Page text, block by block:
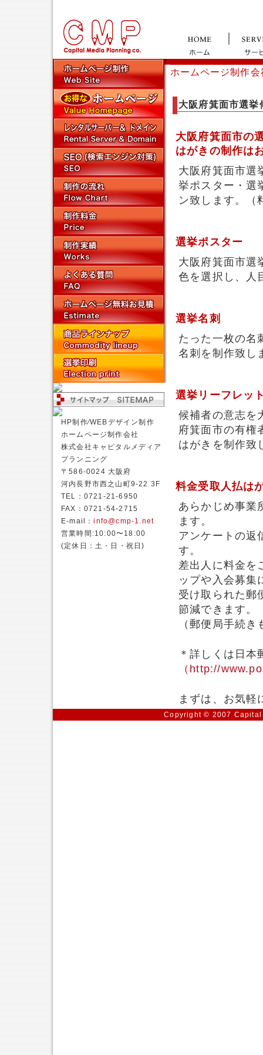
ホームページ制作
大阪府箕面市選挙
大阪府箕面市の
はがきの制作は
大阪府箕面市選
挙ポスター・選
ン致します。（
選挙ポスター
大阪府箕面市選
色を選択し、人
選挙名刺
たった一枚の名
名刺を制作致し
選挙リーフレッ
候補者の意志を
府箕面市の有権
はがきを制作致
料金受取人払は
あらかじめ事業
ます。
アンケートの返
す。
差出人に料金を
ップや入会募集
受け取られた郵
節減できます。
（郵便局手続
＊詳しくは日
（http://
まずは、お気軽
HP制作⁄WEBデザイン制作
ホームページ制作会社
株式会社キャピタルメディア
プランニング
〒586-0024 大阪府
河内長野市西之山町9-22 3F
TEL：0721-21-6950
FAX：0721-54-2715
E-mail：info@cmp-1.net
営業時間:10:00〜18:00
(定休日：土・日・祝日)
Copyright © 2007